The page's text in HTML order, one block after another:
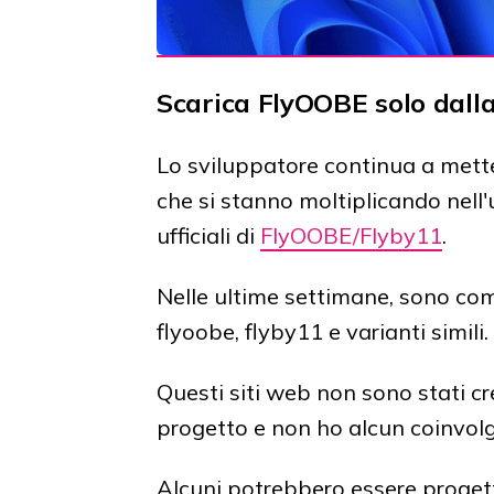
Scarica FlyOOBE solo
Lo sviluppatore continua a
che si stanno moltiplicando
ufficiali di FlyOOBE/Flyby11.
Nelle ultime settimane, sono
flyoobe, flyby11 e varianti simili.
Questi siti web non sono stati
progetto e non ho alcun
Alcuni potrebbero essere